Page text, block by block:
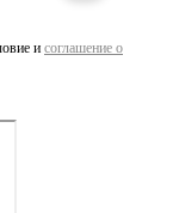
и соглашение о